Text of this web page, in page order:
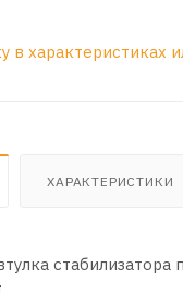
в характеристиках
ХАРАКТЕРИСТИКИ
стабилизатора